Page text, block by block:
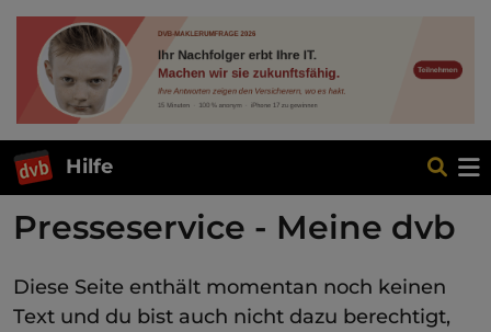
Hilfe
Presseservice - Meine dvb
Diese Seite enthält momentan noch keinen
Text und du bist auch nicht dazu berechtigt,